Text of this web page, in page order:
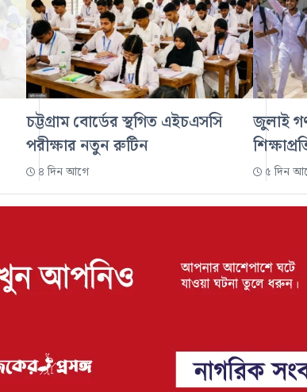
চট্টগ্রাম বোর্ডের স্থগিত এইচএসসি
পরীক্ষার নতুন রুটিন
৪ দিন আগে
জুলাই
৫ দিন